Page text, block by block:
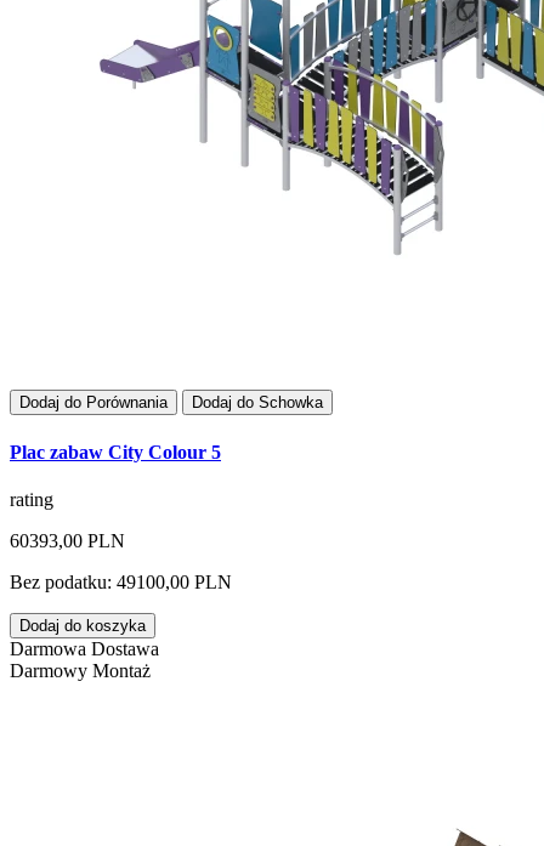
Dodaj do Porównania Dodaj do Schowka
Plac zabaw City Colour 5
rating
60393,00 PLN
Bez podatku: 49100,00 PLN
Dodaj do koszyka
Darmowa Dostawa
Darmowy Montaż